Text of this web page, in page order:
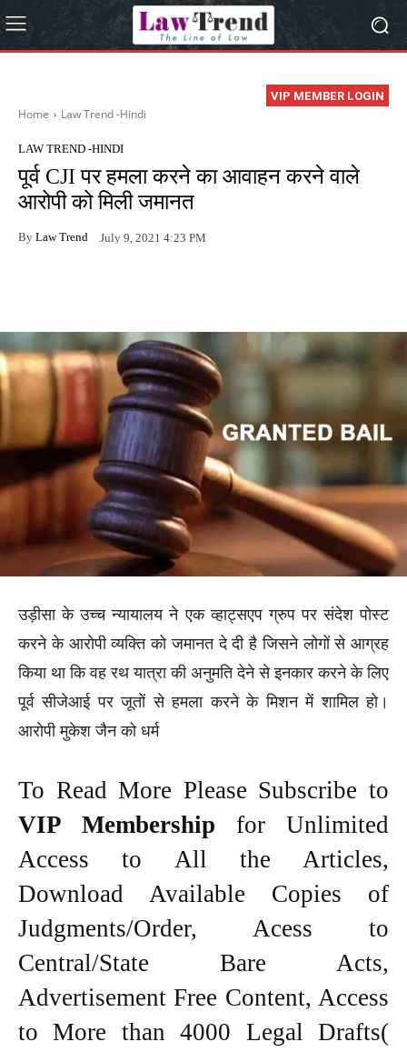
VIP MEMBER LOGIN
Home Law Trend -Hindi
LAW TREND -HINDI
पूर्व CJI पर हमला करने का आवाहन करने वाले
आरोपी को मिली जमानत
By Law Trend July 9, 2021 4:23 PM
उड़ीसा के उच्च न्यायालय ने एक व्हाट्सएप ग्रुप पर संदेश पोस्ट
करने के आरोपी व्यक्ति को जमानत दे दी है जिसने लोगों से आग्रह
किया था कि वह रथ यात्रा की अनुमति देने से इनकार करने के लिए
पूर्व सीजेआई पर जूतों से हमला करने के मिशन में शामिल हो।
आरोपी मुकेश जैन को धर्म
To Read More Please Subscribe to
VIP Membership for Unlimited
Access to All the Articles,
Download Available Copies of
Judgments/Order, Acess to
Central/State Bare Acts,
Advertisement Free Content, Access
to More than 4000 Legal Drafts(